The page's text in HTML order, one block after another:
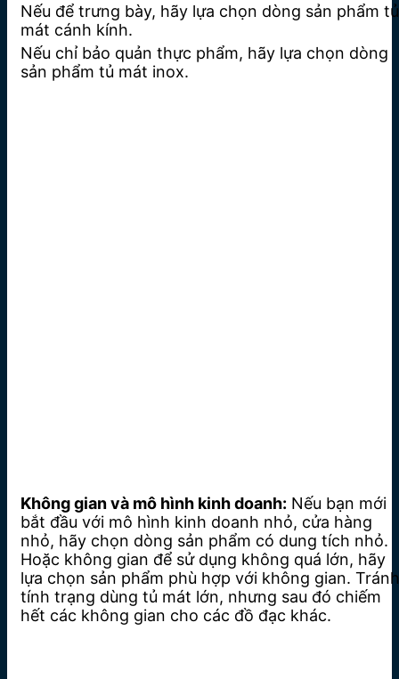
Nếu để trưng bày, hãy lựa chọn dòng sản phẩm tủ
mát cánh kính.
Nếu chỉ bảo quản thực phẩm, hãy lựa chọn dòng
sản phẩm tủ mát inox.
Không gian và mô hình kinh doanh: Nếu bạn mới
bắt đầu với mô hình kinh doanh nhỏ, cửa hàng
nhỏ, hãy chọn dòng sản phẩm có dung tích nhỏ.
Hoặc không gian để sử dụng không quá lớn, hãy
lựa chọn sản phẩm phù hợp với không gian. Tránh
tính trạng dùng tủ mát lớn, nhưng sau đó chiếm
hết các không gian cho các đồ đạc khác.